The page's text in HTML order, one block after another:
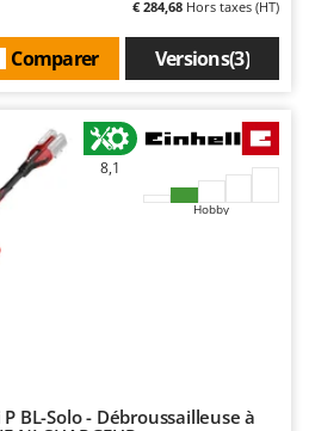
€ 284,68 Hors taxes (HT)
Versions(3)
Comparer
8,1
Hobby
BL-Solo - Débroussailleuse à